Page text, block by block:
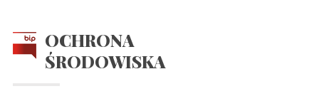
OCHRONA
ŚRODOWISKA